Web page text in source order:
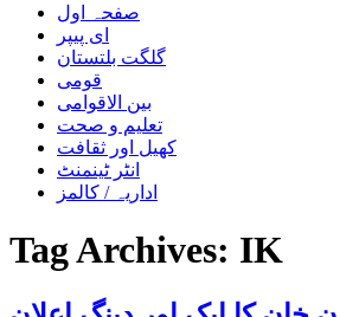
صفحہ اول
ای پیپر
گلگت بلتستان
قومی
بین الاقوامی
تعلیم و صحت
کھیل اور ثقافت
انٹر ٹینمنٹ
اداریہ / کالمز
Tag Archives: IK